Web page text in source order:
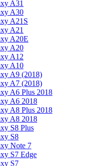
A31
A30
A21S
A21
A20E
A20
A12
A10
A9 (2018)
A7 (2018)
A6 Plus 2018
A6 2018
A8 Plus 2018
A8 2018
S8 Plus
S8
Note 7
S7 Edge
S7